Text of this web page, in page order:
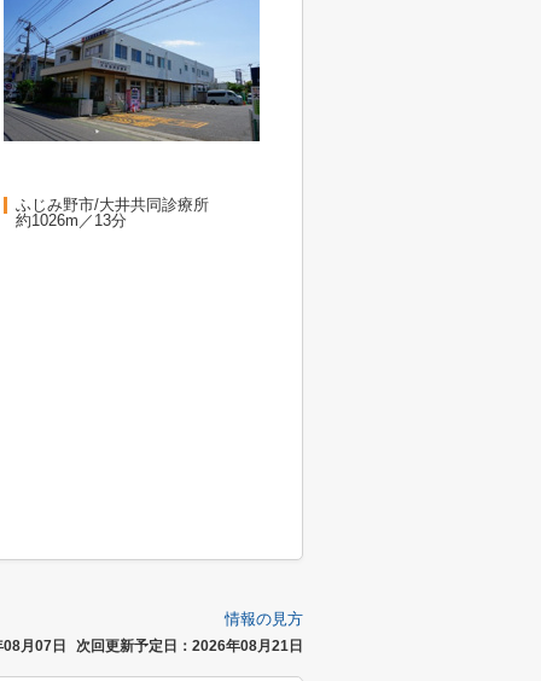
ふじみ野市/大井共同診療所
約1026m／13分
情報の見方
月07日 次回更新予定日：2026年08月21日